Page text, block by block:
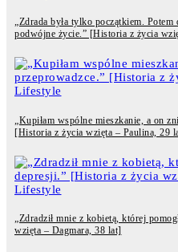
„Zdrada była tylko początkiem. Potem
podwójne życie.” [Historia z życia
Lifestyle
„Kupiłam wspólne mieszkanie, a on
[Historia z życia wzięta – Paulina, 29
Lifestyle
„Zdradził mnie z kobietą, której
wzięta – Dagmara, 38 lat]